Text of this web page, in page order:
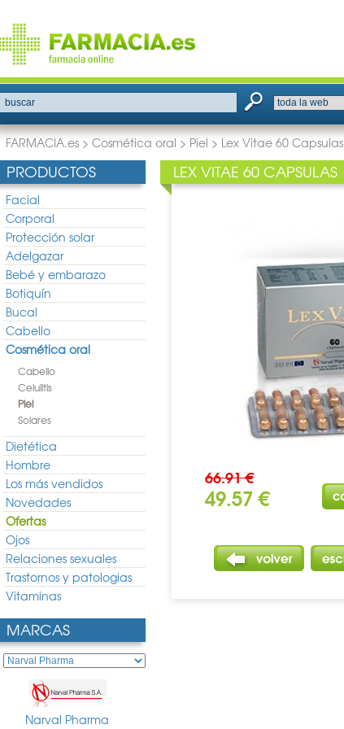
buscar
FARMACIA.es > Cosmética oral > Piel > Lex Vitae 60 Capsulas
PRODUCTOS
Facial
Corporal
Protección solar
Adelgazar
Bebé y embarazo
Botiquín
Bucal
Cabello
Cosmética oral
Cabello
Celulitis
Piel
Solares
Dietética
Hombre
Los más vendidos
Novedades
Ofertas
Ojos
Relaciones sexuales
Trastornos y patologias
Vitaminas
MARCAS
Narval Pharma
LEX VITAE 60 CAPSULAS
66.91 €
49.57 €